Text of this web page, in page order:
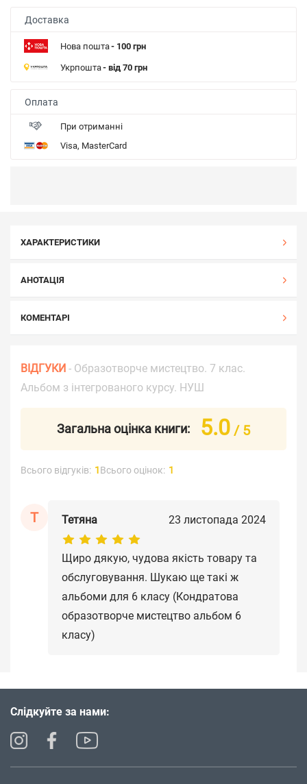
Доставка
Нова пошта- 100 грн
Укрпошта- від 70 грн
Оплата
При отриманні
Visa, MasterCard
ХАРАКТЕРИСТИКИ
АНОТАЦІЯ
КОМЕНТАРІ
ВІДГУКИ - Образотворче мистецтво. 7 клас.
Альбом з інтегрованого курсу. НУШ
Загальна оцінка книги: 5.0 / 5
Всього відгуків: 1Всього оцінок: 1
Т Тетяна 23 листопада 2024
Щиро дякую, чудова якість товару та
обслуговування. Шукаю ще такі ж
альбоми для 6 класу (Кондратова
образотворче мистецтво альбом 6
класу)
Слідкуйте за нами: